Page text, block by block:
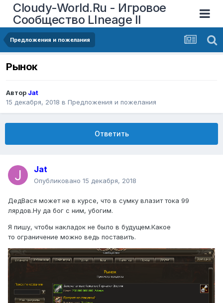
Cloudy-World.Ru - Игровое
Сообщество LIneage II
Предложения и пожелания
Рынок
Автор Jat
15 декабря, 2018 в Предложения и пожелания
Ответить
Jat
Опубликовано 15 декабря, 2018
ДедВася может не в курсе, что в сумку влазит тока 99
лярдов.Ну да бог с ним, убогим.
Я пишу, чтобы накладок не было в будущем.Какое
то ограничение можно ведь поставить.